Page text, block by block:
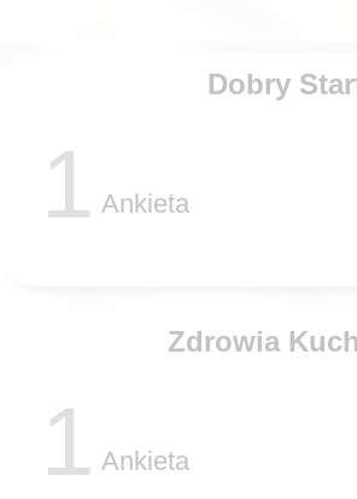
Dobry
1 Ankieta
Zdrowia
1 Ankieta